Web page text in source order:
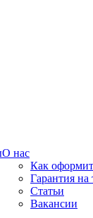
О нас
Как
Гарантия на
Статьи
Вакансии